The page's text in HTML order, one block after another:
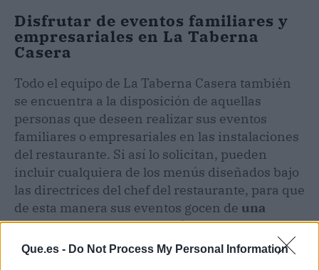
Que.es - Do Not Process My Personal Information
Disfrutar de eventos familiares y
empresariales en La Taberna
Casera
Todo el equipo de La Taberna Casera también
se encuentra a la disposición de aquellas
personas que deseen realizar sus eventos
familiares o empresariales en las instalaciones
del restaurante. Si así lo solicitan, pueden
incluir cualquiera de los menús diseñados bajo
las directrices del chef del restaurante, para que
de esta manera sus eventos gocen de una
comida a la altura de las más importantes
celebraciones.